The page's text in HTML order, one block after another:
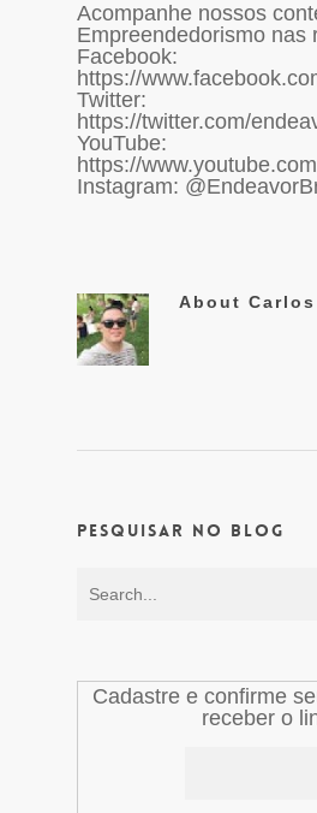
Acompanhe nossos
Empreendedorismo nas
Facebook:
https://
Twitter:
https://twitter.com/
YouTube:
https://
Instagram:
About Carlos
Pesquisar no Blog
Cadastre e confirme
receber o